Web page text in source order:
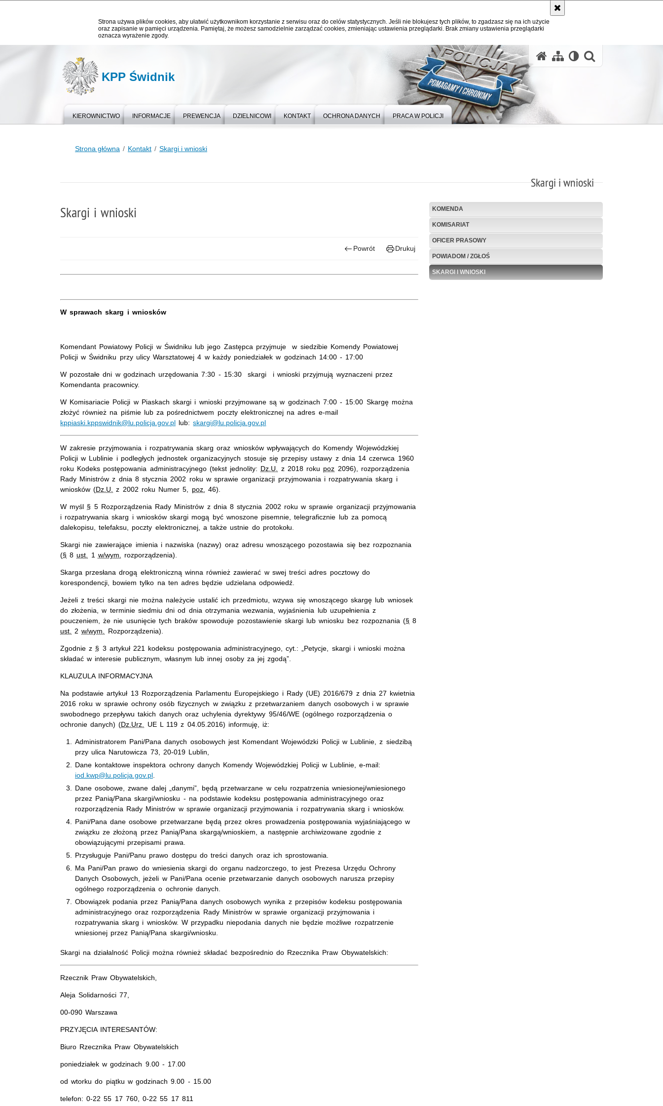
Strona używa plików cookies, aby ułatwić użytkownikom korzystanie z serwisu oraz do celów statystycznych. Jeśli nie blokujesz tych plików, to zgadzasz się na ich użycie
oraz zapisanie w pamięci urządzenia. Pamiętaj, że możesz samodzielnie zarządzać cookies, zmieniając ustawienia przeglądarki. Brak zmiany ustawienia przeglądarki
oznacza wyrażenie zgody.
KPP Świdnik
KIEROWNICTWO INFORMACJE PREWENCJA DZIELNICOWI KONTAKT OCHRONA DANYCH PRACA W POLICJI
Strona główna Kontakt Skargi i wnioski
Skargi i wnioski
Skargi i wnioski
Powrót Drukuj
W sprawach skarg i wniosków
Komendant Powiatowy Policji w Świdniku lub jego Zastępca przyjmuje w siedzibie Komendy Powiatowej
Policji w Świdniku przy ulicy Warsztatowej 4 w każdy poniedziałek w godzinach 14:00 - 17:00
W pozostałe dni w godzinach urzędowania 7:30 - 15:30 skargi i wnioski przyjmują wyznaczeni przez
Komendanta pracownicy.
W Komisariacie Policji w Piaskach skargi i wnioski przyjmowane są w godzinach 7:00 - 15:00 Skargę można
złożyć również na piśmie lub za pośrednictwem poczty elektronicznej na adres e-mail
kppiaski.kppswidnik@lu.policja.gov.pl lub:skargi@lu.policja.gov.pl
W zakresie przyjmowania i rozpatrywania skarg oraz wniosków wpływających do Komendy Wojewódzkiej
Policji w Lublinie i podległych jednostek organizacyjnych stosuje się przepisy ustawy z dnia 14 czerwca 1960
roku Kodeks postępowania administracyjnego (tekst jednolity: Dz.U. z 2018 roku poz 2096), rozporządzenia
Rady Ministrów z dnia 8 stycznia 2002 roku w sprawie organizacji przyjmowania i rozpatrywania skarg i
wniosków (Dz.U. z 2002 roku Numer 5, poz. 46).
W myśl § 5 Rozporządzenia Rady Ministrów z dnia 8 stycznia 2002 roku w sprawie organizacji przyjmowania
i rozpatrywania skarg i wniosków skargi mogą być wnoszone pisemnie, telegraficznie lub za pomocą
dalekopisu, telefaksu, poczty elektronicznej, a także ustnie do protokołu.
Skargi nie zawierające imienia i nazwiska (nazwy) oraz adresu wnoszącego pozostawia się bez rozpoznania
(§ 8ust. 1 w/wym. rozporządzenia).
Skarga przesłana drogą elektroniczną winna również zawierać w swej treści adres pocztowy do
korespondencji, bowiem tylko na ten adres będzie udzielana odpowiedź.
Jeżeli z treści skargi nie można należycie ustalić ich przedmiotu, wzywa się wnoszącego skargę lub wniosek
do złożenia, w terminie siedmiu dni od dnia otrzymania wezwania, wyjaśnienia lub uzupełnienia z
pouczeniem, że nie usunięcie tych braków spowoduje pozostawienie skargi lub wniosku bez rozpoznania (§ 8
ust.
2w/wym. Rozporządzenia).
Zgodnie z § 3 artykuł 221 kodeksu postępowania administracyjnego, cyt.: „Petycje, skargi i wnioski można
składać w interesie publicznym, własnym lub innej osoby za jej zgodą”.
KLAUZULA INFORMACYJNA
Na podstawie artykuł 13 Rozporządzenia Parlamentu Europejskiego i Rady (UE) 2016/679 z dnia 27 kwietnia
2016 roku w sprawie ochrony osób fizycznych w związku z przetwarzaniem danych osobowych i w sprawie
swobodnego przepływu takich danych oraz uchylenia dyrektywy 95/46/WE (ogólnego rozporządzenia o
ochronie danych) (Dz.Urz. UE L 119 z 04.05.2016) informuję, iż:
Administratorem Pani/Pana danych osobowych jest Komendant Wojewódzki Policji w Lublinie, z siedzibą
przy ulica Narutowicza 73, 20-019 Lublin,
Dane kontaktowe inspektora ochrony danych Komendy Wojewódzkiej Policji w Lublinie,e-mail:
iod.kwp@lu.policja.gov.pl
Dane osobowe, zwane dalej „danymi”, będą przetwarzane w celu rozpatrzenia wniesionej/wniesionego
przez Panią/Pana skargi/wniosku - na podstawie kodeksu postępowania administracyjnego oraz
rozporządzenia Rady Ministrów w sprawie organizacji przyjmowania i rozpatrywania skarg i wniosków.
Pani/Pana dane osobowe przetwarzane będą przez okres prowadzenia postępowania wyjaśniającego w
związku ze złożoną przez Panią/Pana skargą/wnioskiem, a następnie archiwizowane zgodnie z
obowiązującymi przepisami prawa.
Przysługuje Pani/Panu prawo dostępu do treści danych oraz ich sprostowania.
Ma Pani/Pan prawo do wniesienia skargi do organu nadzorczego, to jest Prezesa Urzędu Ochrony
Danych Osobowych, jeżeli w Pani/Pana ocenie przetwarzanie danych osobowych narusza przepisy
ogólnego rozporządzenia o ochronie danych.
Obowiązek podania przez Panią/Pana danych osobowych wynika z przepisów kodeksu postępowania
administracyjnego oraz rozporządzenia Rady Ministrów w sprawie organizacji przyjmowania i
rozpatrywania skarg i wniosków. W przypadku niepodania danych nie będzie możliwe rozpatrzenie
wniesionej przez Panią/Pana skargi/wniosku.
Skargi na działalność Policji można również składać bezpośrednio do Rzecznika Praw Obywatelskich:
Rzecznik Praw Obywatelskich,
Aleja Solidarności 77,
00-090 Warszawa
PRZYJĘCIA INTERESANTÓW:
Biuro Rzecznika Praw Obywatelskich
poniedziałek w godzinach 9.00 - 17.00
od wtorku do piątku w godzinach 9.00 - 15.00
telefon: 0-22 55 17 760, 0-22 55 17 811
KOMENDA
KOMISARIAT
OFICER PRASOWY
POWIADOM / ZGŁOŚ
SKARGI I WNIOSKI